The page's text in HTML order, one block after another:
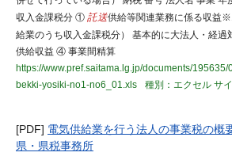
収入金課税分 ① 託送供給等関連業務に係る収益
給業のうち収入金課税分） 基本的に大法人・経
供給収益 ④ 事業間精算
https://www.pref.saitama.lg.jp/documents/195635/
bekki-yosiki-no1-no6_01.xls
種別：エクセル サ
[PDF] 電気供給業を行う法人の事業税の概
県・県税事務所